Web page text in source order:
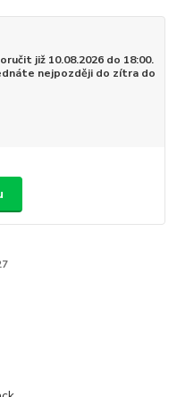
již 10.08.2026 do 18:00.
nejpozději do zítra do